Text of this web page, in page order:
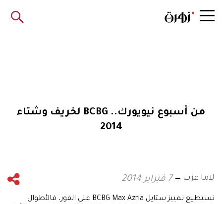
من أسبوع نيويورك.. BCBG لخريف وشتاء
2014
لاما عزت 7 فبراير 2014
نستطيع تمييز ستايل BCBG Max Azria على الفور، فالأطوال